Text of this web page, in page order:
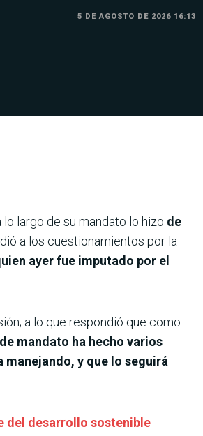
5 DE AGOSTO DE 2026 16:13
lo largo de su mandato lo hizo de
a los cuestionamientos por la
ayer fue imputado por el
a lo que respondió que como
mandato ha hecho varios
y que lo seguirá
del desarrollo sostenible